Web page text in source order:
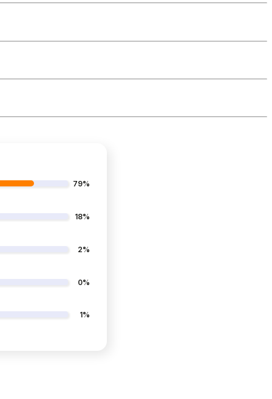
79%
18%
2%
0%
1%